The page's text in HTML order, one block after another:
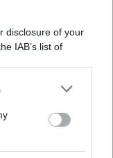
disclosure of your
IAB’s list of
us to third parties